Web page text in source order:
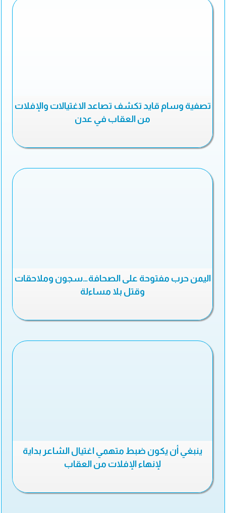
تصفية وسام قايد تكشف تصاعد الاغتيالات والإفلات
من العقاب في عدن
اليمن حرب مفتوحة على الصحافة…سجون وملاحقات
وقتل بلا مساءلة
ينبغي أن يكون ضبط متهمي اغتيال الشاعر بداية
لإنهاء الإفلات من العقاب